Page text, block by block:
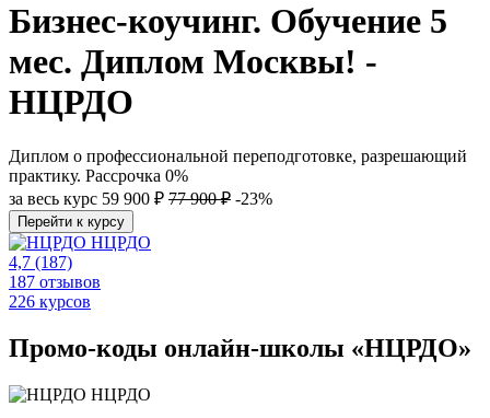
Бизнес-коучинг. Обучение 5
мес. Диплом Москвы! -
НЦРДО
Диплом о профессиональной переподготовке, разрешающий
практику. Рассрочка 0%
за весь курс 59 900 ₽ 77 900 ₽ -23%
Перейти к курсу
НЦРДО
4,7 (187)
187 отзывов
226 курсов
Промо-коды онлайн-школы «НЦРДО»
НЦРДО